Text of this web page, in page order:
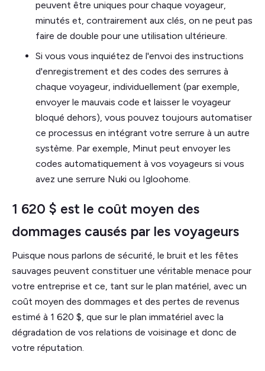
peuvent être uniques pour chaque voyageur,
minutés et, contrairement aux clés, on ne peut pas
faire de double pour une utilisation ultérieure.
Si vous vous inquiétez de l'envoi des instructions
d'enregistrement et des codes des serrures à
chaque voyageur, individuellement (par exemple,
envoyer le mauvais code et laisser le voyageur
bloqué dehors), vous pouvez toujours automatiser
ce processus en intégrant votre serrure à un autre
système. Par exemple, Minut peut envoyer les
codes automatiquement à vos voyageurs si vous
avez une serrure Nuki ou Igloohome.
1 620 $ est le coût moyen des
dommages causés par les voyageurs
Puisque nous parlons de sécurité, le bruit et les fêtes
sauvages peuvent constituer une véritable menace pour
votre entreprise et ce, tant sur le plan matériel, avec un
coût moyen des dommages et des pertes de revenus
estimé à 1 620 $, que sur le plan immatériel avec la
dégradation de vos relations de voisinage et donc de
votre réputation.